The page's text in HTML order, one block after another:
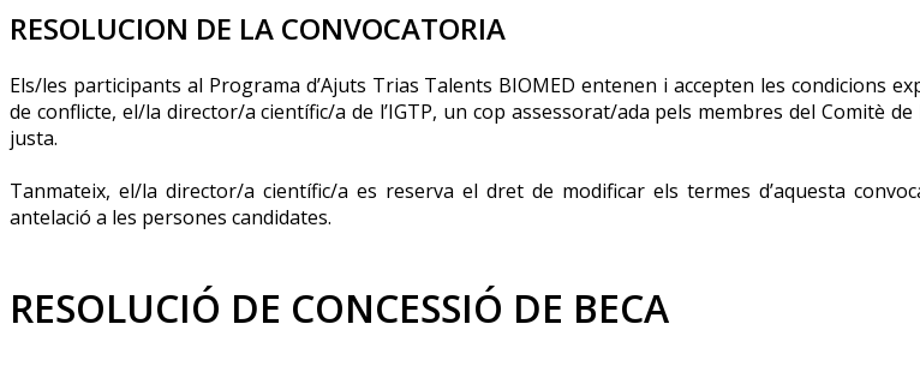
RESOLUCION DE LA CONVOCATORIA
Els/les participants al Programa d’Ajuts Trias Talents BIOMED entenen i accepten les condicions
de conflicte, el/la director/a científic/a de l’IGTP, un cop assessorat/ada pels membres del Comitè
justa.
Tanmateix, el/la director/a científic/a es reserva el dret de modificar els termes d’aquesta
antelació a les persones candidates.
RESOLUCIÓ DE CONCESSIÓ DE BECA